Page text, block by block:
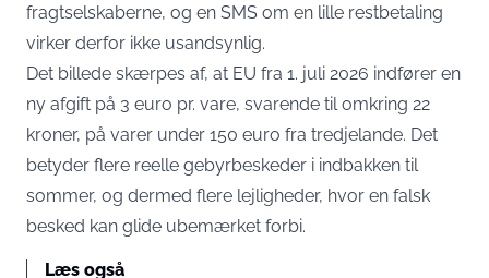
fragtselskaberne, og en SMS om en lille restbetaling
virker derfor ikke usandsynlig.
Det billede skærpes af, at EU fra 1. juli 2026 indfører en
ny afgift på 3 euro pr. vare, svarende til omkring 22
kroner, på varer under 150 euro fra tredjelande. Det
betyder flere reelle gebyrbeskeder i indbakken til
sommer, og dermed flere lejligheder, hvor en falsk
besked kan glide ubemærket forbi.
Læs også